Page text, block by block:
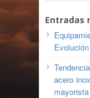
Entradas
acero
mayorista